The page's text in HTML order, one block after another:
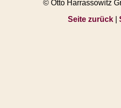
© Otto Harrassowitz
Seite zurück|